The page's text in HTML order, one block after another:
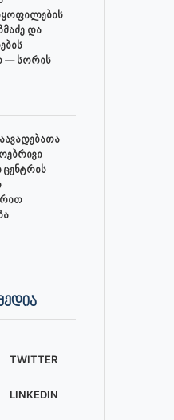
და
— სორის
TWITTER
LINKEDIN